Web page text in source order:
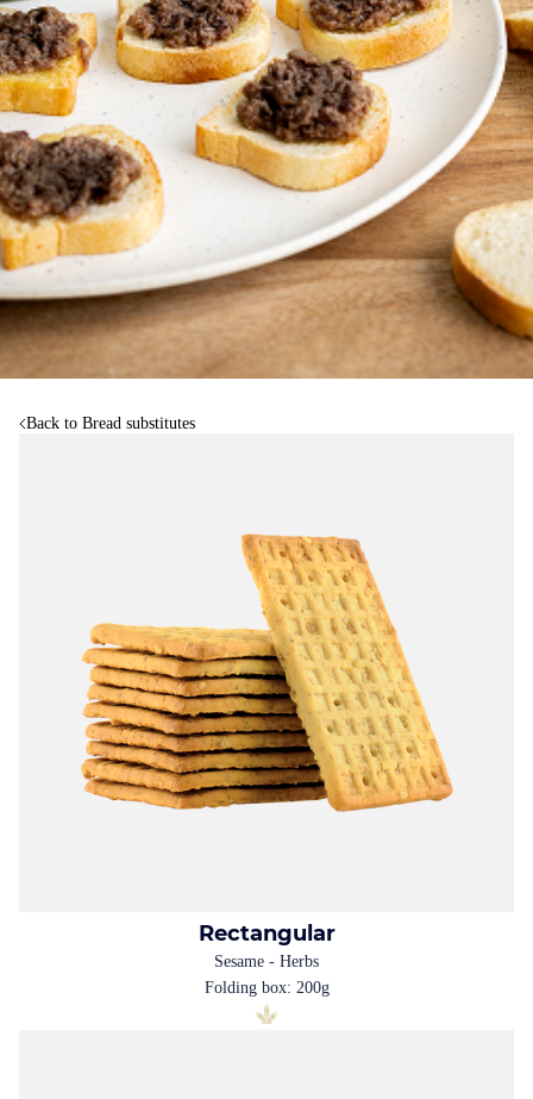
Back to Bread substitutes
Rectangular
Sesame - Herbs
Folding box: 200g